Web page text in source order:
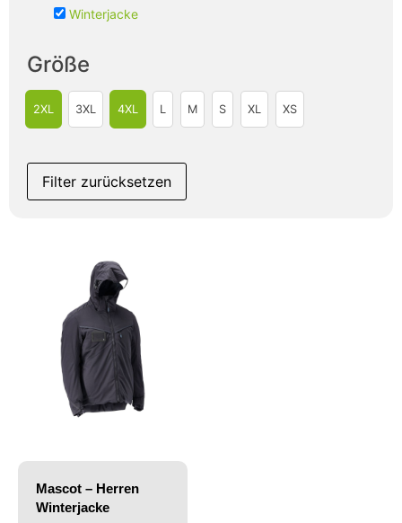
Winterjacke
Größe
2XL 3XL 4XL L M S XL XS
Filter zurücksetzen
Mascot – Herren
Winterjacke